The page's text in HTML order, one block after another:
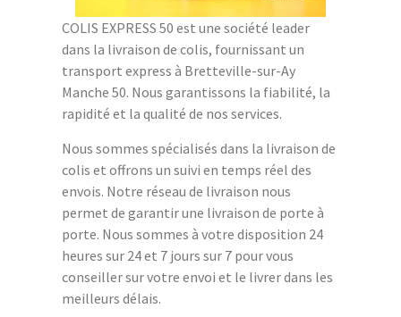
COLIS EXPRESS 50 est une société leader
dans la livraison de colis, fournissant un
transport express à Bretteville-sur-Ay
Manche 50. Nous garantissons la fiabilité, la
rapidité et la qualité de nos services.
Nous sommes spécialisés dans la livraison de
colis et offrons un suivi en temps réel des
envois. Notre réseau de livraison nous
permet de garantir une livraison de porte à
porte. Nous sommes à votre disposition 24
heures sur 24 et 7 jours sur 7 pour vous
conseiller sur votre envoi et le livrer dans les
meilleurs délais.